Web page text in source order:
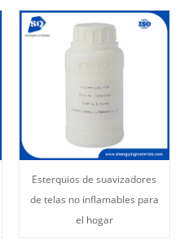
Esterquios de suavizadores
de telas no inflamables para
el hogar